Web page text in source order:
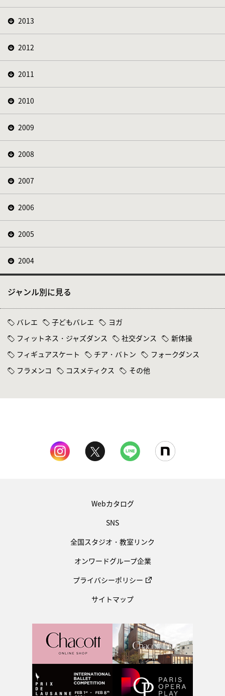
2013
2012
2011
2010
2009
2008
2007
2006
2005
2004
ジャンル別に見る
バレエ 子どもバレエ
ヨガ
フィットネス・ジャズダンス
社交ダンス
新体操
フィギュアスケート
チア・バトン
フォークダンス
フラメンコ
コスメティクス その他
Webカタログ
SNS
全国スタジオ・教室リンク
オンワードグループ企業
プライバシーポリシー
サイトマップ